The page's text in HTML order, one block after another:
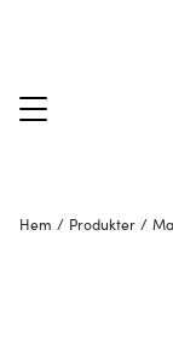
Hem / Produkter /